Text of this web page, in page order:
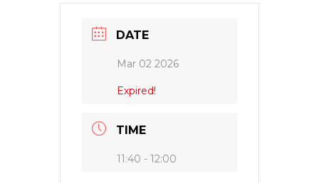
DATE
Mar 02 2026
Expired!
TIME
11:40 - 12:00